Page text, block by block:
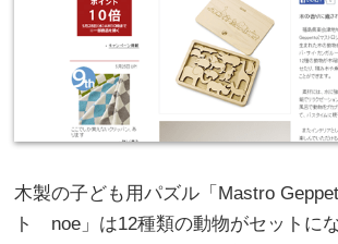
木製の子ども用パズル「Mastro
ト noe」は12種類の動物がセットに